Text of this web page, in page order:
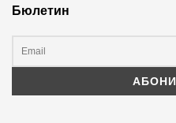
Бюлетин